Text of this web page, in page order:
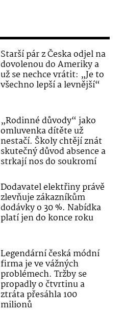
Starší pár z Česka odjel na
dovolenou do Ameriky a
už se nechce vrátit: „Je to
všechno lepší a levnější“
„Rodinné důvody“ jako
omluvenka dítěte už
nestačí. Školy chtějí znát
skutečný důvod absence a
strkají nos do soukromí
Dodavatel elektřiny právě
zlevňuje zákazníkům
dodávky o 30 %. Nabídka
platí jen do konce roku
Legendární česká módní
firma je ve vážných
problémech. Tržby se
propadly o čtvrtinu a
ztráta přesáhla 100
milionů